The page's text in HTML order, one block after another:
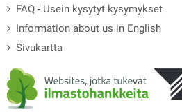
FAQ - Usein kysytyt kysymykset
Information about us in English
Sivukartta